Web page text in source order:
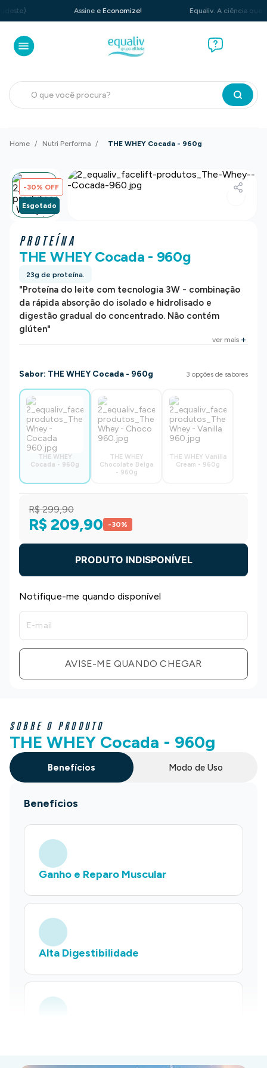
Assine e Economize! Equaliv. A ciência que
O que você procura?
Nutri Performa THE WHEY Cocada - 960g
-30% OFF
Esgotado
PROTEÍNA
THE WHEY Cocada - 960g
23g de proteína.
"Proteína do leite com tecnologia 3W - combinação
da rápida absorção do isolado e hidrolisado e
digestão gradual do concentrado. Não contém
glúten"
ver mais
Sabor: THE WHEY Cocada - 960g 3 opções de sabores
THE WHEY
Cocada - 960g
THE WHEY
Chocolate Belga
- 960g
THE WHEY Vanilla
Cream - 960g
R$ 299,90
R$ 209,90 -30%
PRODUTO INDISPONÍVEL
Notifique-me quando disponível
AVISE-ME QUANDO CHEGAR
SOBRE O PRODUTO
THE WHEY Cocada - 960g
Benefícios Modo de Uso
Benefícios
Ganho e Reparo Muscular
Alta Digestibilidade